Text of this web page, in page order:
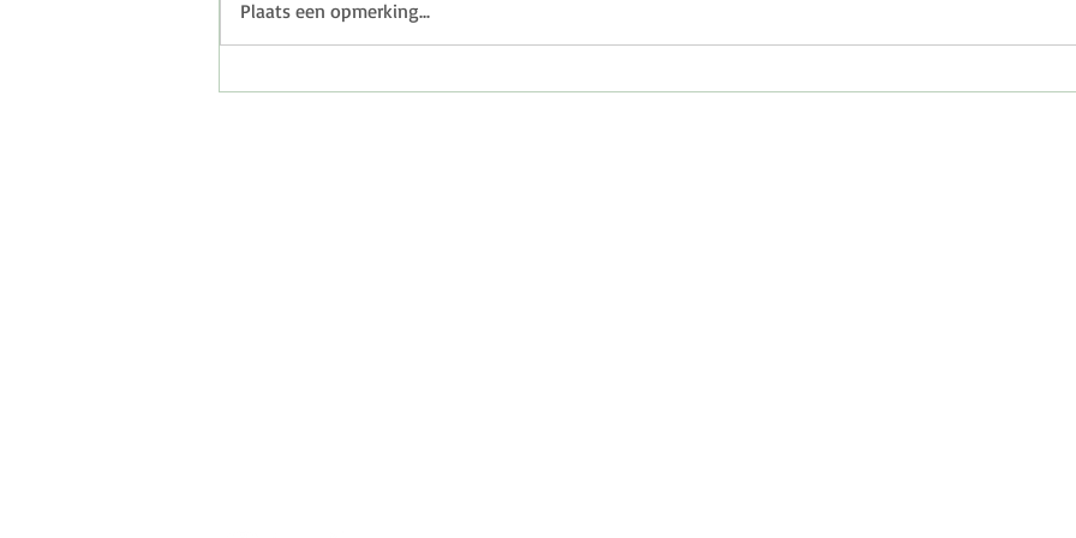
Wat zijn 'transformerende'
Jouw personal brand stijl in 3
8
Plaats een opmerking...